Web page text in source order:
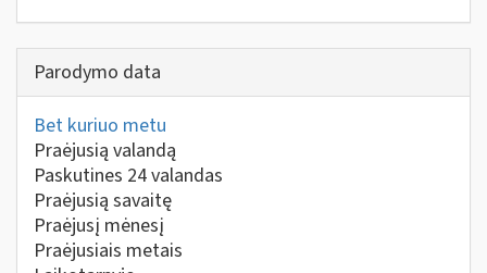
Parodymo data
Bet kuriuo metu
Praėjusią valandą
Paskutines 24 valandas
Praėjusią savaitę
Praėjusį mėnesį
Praėjusiais metais